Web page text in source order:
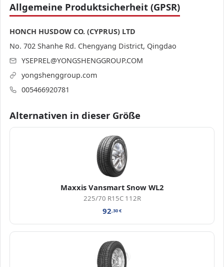
Allgemeine Produktsicherheit (GPSR)
HONCH HUSDOW CO. (CYPRUS) LTD
No. 702 Shanhe Rd. Chengyang District, Qingdao
YSEPREL@YONGSHENGGROUP.COM
yongshenggroup.com
005466920781
Alternativen in dieser Größe
Maxxis Vansmart Snow WL2
225/70 R15C 112R
92,30€